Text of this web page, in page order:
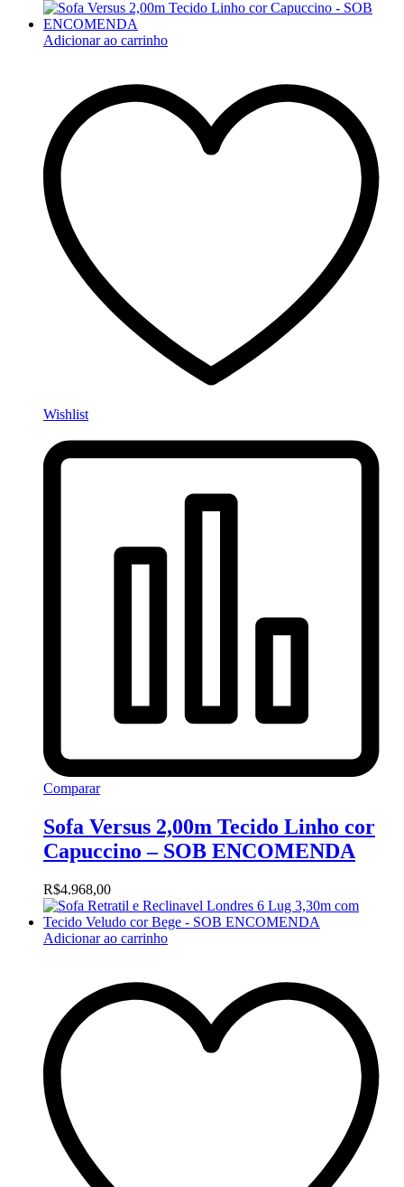
Adicionar ao carrinho
Wishlist
Comparar
Sofa Versus 2,00m Tecido Linho cor
Capuccino – SOB ENCOMENDA
R$4.968,00
Adicionar ao carrinho